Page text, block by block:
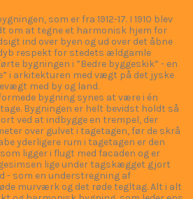
er i hjertet af Holstebro.
i vores pragtfulde bygninger. Det er
at følge husets tilbagevenden til Ulrik
og harmonisk hus, på en historisk
samles og følges ad.
som er fra 1912-17. I 1910 blev
om at tegne et harmonisk hjem for
ind over byen og ud over det åbne
respekt for stedets ældgamle
bygningen i ”Bedre byggeskik” - en
i arkitekturen med vægt på det jyske
med by og land.
bygning synes at være i én
Bygningen er helt bevidst holdt så
ved at indbygge en trempel, der